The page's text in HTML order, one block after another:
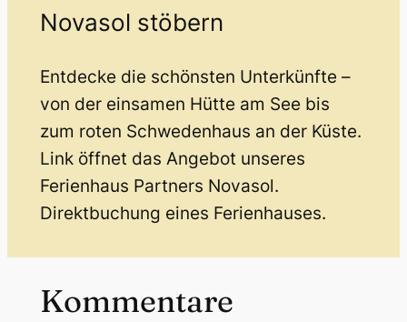
Novasol stöbern
Entdecke die schönsten Unterkünfte –
von der einsamen Hütte am See bis
zum roten Schwedenhaus an der Küste.
Link öffnet das Angebot unseres
Ferienhaus Partners Novasol.
Direktbuchung eines Ferienhauses.
Kommentare